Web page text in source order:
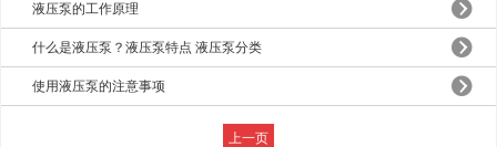
液压泵的工作原理
什么是液压泵？液压泵特点 液压泵分类
使用液压泵的注意事项
上一页